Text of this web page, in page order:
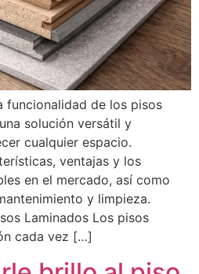
funcionalidad de los pisos
solución versátil y
cualquier espacio.
ventajas y los
en el mercado, así como
y limpieza.
Laminados Los pisos
cada vez […]